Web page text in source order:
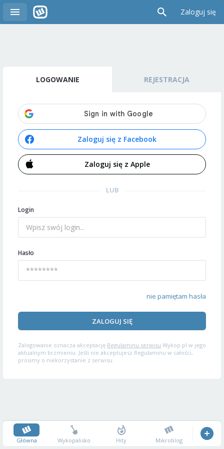
Zaloguj się
LOGOWANIE REJESTRACJA
Zaloguj się z Facebook
Zaloguj się z Apple
LUB
Login
Hasło
nie pamiętam hasła
ZALOGUJ SIĘ
Zalogowanie oznacza akceptację Regulaminu serwisu Wykop.pl w jego
aktualnym brzmieniu. Jeśli nie akceptujesz Regulaminu w całości,
prosimy o niekorzystanie z serwisu.
Główna Wykopalisko Hity Mikroblog